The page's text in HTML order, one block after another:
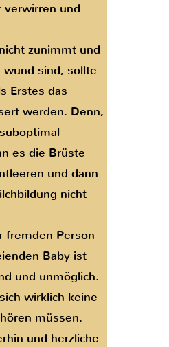
verwirren und
zunimmt und
sind, sollte
Erstes das
werden. Denn,
es die Brüste
und dann
nicht
fremden Person
Baby ist
und unmöglich.
wirklich keine
müssen.
und herzliche